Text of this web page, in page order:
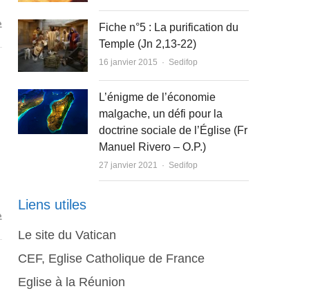
Fiche n°5 : La purification du
Temple (Jn 2,13-22)
16 janvier 2015 Author
Sedifop
L’énigme de l’économie
malgache, un défi pour la
doctrine sociale de l’Église (Fr
Manuel Rivero – O.P.)
27 janvier 2021 Author
Sedifop
Liens utiles
Le site du Vatican
CEF, Eglise Catholique de France
Eglise à la Réunion